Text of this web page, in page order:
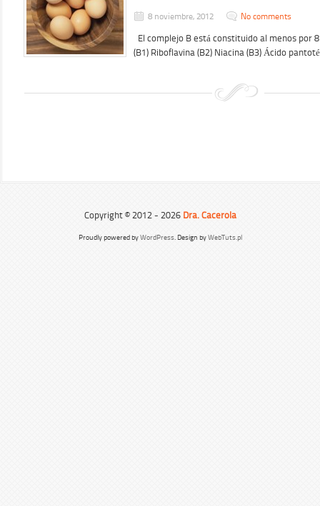
8 noviembre, 2012 No comments
El complejo B está constituido al menos por
(B1) Riboflavina (B2) Niacina (B3) Ácido
Copyright © 2012 - 2026 Dra. Cacerola
Proudly powered byWordPress. Design byWebTuts.pl